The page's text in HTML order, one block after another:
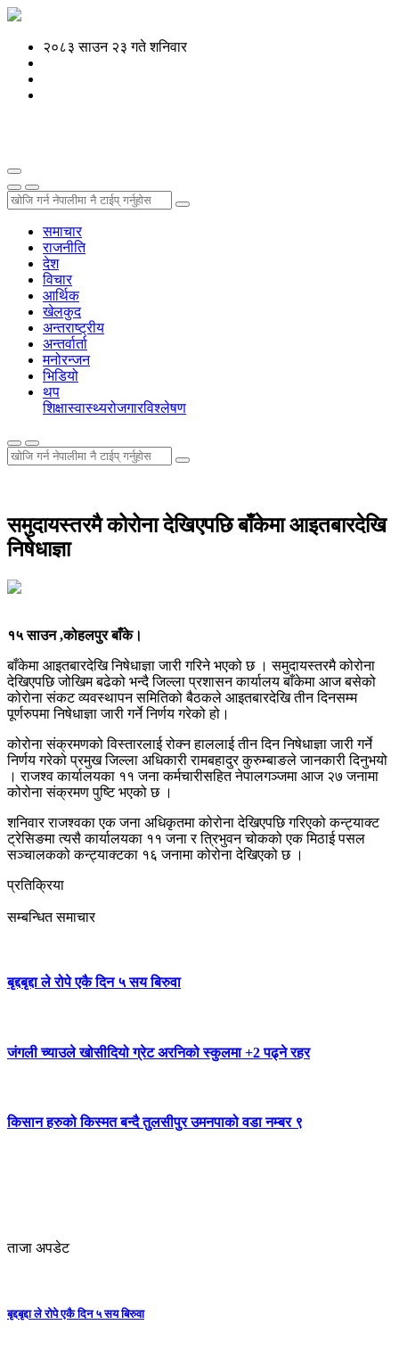
२०८३ साउन २३ गते शनिवार
समाचार
राजनीति
देश
विचार
आर्थिक
खेलकुद
अन्तराष्ट्रीय
अन्तर्वार्ता
मनोरन्जन
भिडियो
थप
शिक्षास्वास्थ्यरोजगारविश्लेषण
समुदायस्तरमै कोरोना देखिएपछि बाँकेमा आइतबारदेखि
निषेधाज्ञा
१५ साउन ,कोहलपुर बाँके।
बाँकेमा आइतबारदेखि निषेधाज्ञा जारी गरिने भएको छ । समुदायस्तरमै कोरोना
देखिएपछि जोखिम बढेको भन्दै जिल्ला प्रशासन कार्यालय बाँकेमा आज बसेको
कोरोना संकट व्यवस्थापन समितिको बैठकले आइतबारदेखि तीन दिनसम्म
पूर्णरुपमा निषेधाज्ञा जारी गर्ने निर्णय गरेको हो।
कोरोना संक्रमणको विस्तारलाई रोक्न हाललाई तीन दिन निषेधाज्ञा जारी गर्ने
निर्णय गरेको प्रमुख जिल्ला अधिकारी रामबहादुर कुरुम्बाङले जानकारी दिनुभयो
। राजश्व कार्यालयका ११ जना कर्मचारीसहित नेपालगञ्जमा आज २७ जनामा
कोरोना संक्रमण पुष्टि भएको छ ।
शनिवार राजश्वका एक जना अधिकृतमा कोरोना देखिएपछि गरिएको कन्ट्याक्ट
ट्रेसिङमा त्यसै कार्यालयका ११ जना र त्रिभुवन चोकको एक मिठाई पसल
सञ्चालकको कन्ट्याक्टका १६ जनामा कोरोना देखिएको छ ।
प्रतिक्रिया
सम्बन्धित समाचार
बृद्दबृद्दा ले रोपे एकै दिन ५ सय बिरुवा
जंगली च्याउले खोसीदियो ग्रेट अरनिको स्कुलमा +2 पढ्ने रहर
किसान हरुको किस्मत बन्दै तुलसीपुर उमनपाको वडा नम्बर ९
ताजा अपडेट
बृद्दबृद्दा ले रोपे एकै दिन ५ सय बिरुवा